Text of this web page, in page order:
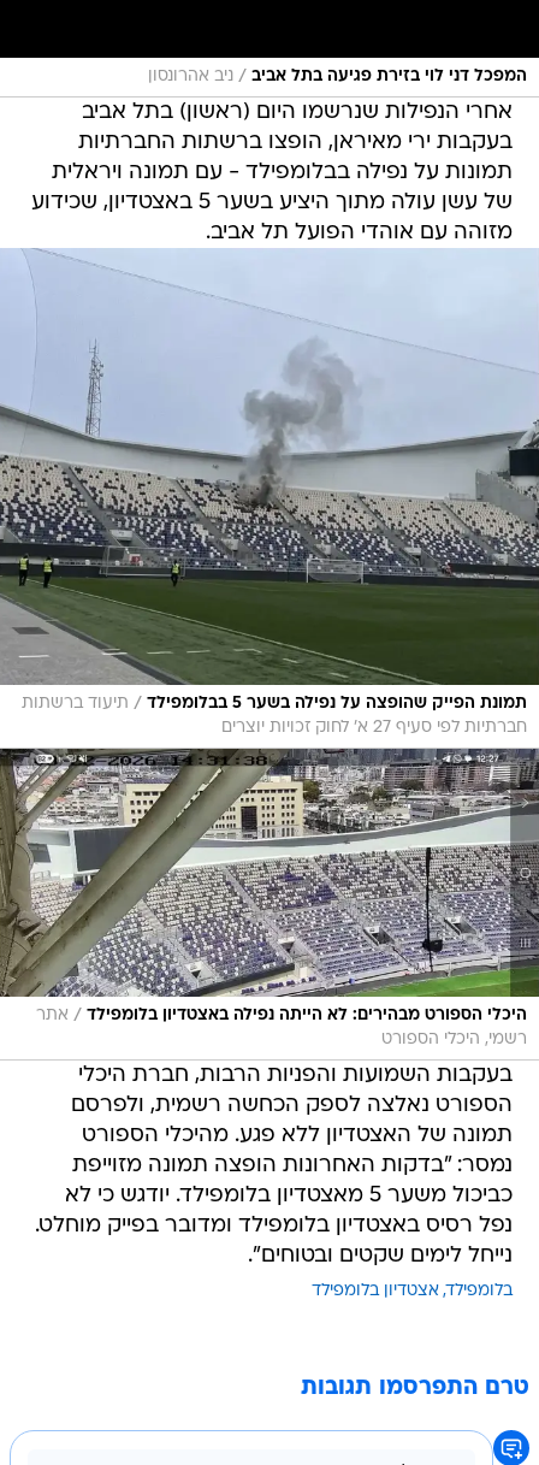
המפכל דני לוי בזירת פגיעה בתל אביב / ניב אהרונסון
אחרי הנפילות שנרשמו היום (ראשון) בתל אביב
בעקבות ירי מאיראן, הופצו ברשתות החברתיות
תמונות על נפילה בבלומפילד - עם תמונה ויראלית
של עשן עולה מתוך היציע בשער 5 באצטדיון, שכידוע
מזוהה עם אוהדי הפועל תל אביב.
תמונת הפייק שהופצה על נפילה בשער 5 בבלומפילד / תיעוד ברשתות
חברתיות לפי סעיף 27 א' לחוק זכויות יוצרים
היכלי הספורט מבהירים: לא הייתה נפילה באצטדיון בלומפילד / אתר
רשמי, היכלי הספורט
בעקבות השמועות והפניות הרבות, חברת היכלי
הספורט נאלצה לספק הכחשה רשמית, ולפרסם
תמונה של האצטדיון ללא פגע. מהיכלי הספורט
נמסר: "בדקות האחרונות הופצה תמונה מזוייפת
כביכול משער 5 מאצטדיון בלומפילד. יודגש כי לא
נפל רסיס באצטדיון בלומפילד ומדובר בפייק מוחלט.
נייחל לימים שקטים ובטוחים".
בלומפילד אצטדיון בלומפילד
טרם התפרסמו תגובות